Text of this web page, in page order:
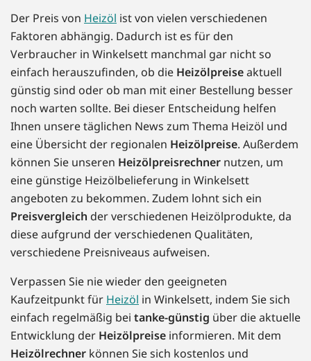
Der Preis von Heizöl ist von vielen verschiedenen
Faktoren abhängig. Dadurch ist es für den
Verbraucher in Winkelsett manchmal gar nicht so
einfach herauszufinden, ob die Heizölpreiseaktuell
günstig sind oder ob man mit einer Bestellung besser
noch warten sollte. Bei dieser Entscheidung helfen
Ihnen unsere täglichen News zum Thema Heizöl und
eine Übersicht der regionalen Heizölpreise. Außerdem
können Sie unseren Heizölpreisrechner nutzen, um
eine günstige Heizölbelieferung in Winkelsett
angeboten zu bekommen. Zudem lohnt sich ein
Preisvergleich der verschiedenen Heizölprodukte, da
diese aufgrund der verschiedenen Qualitäten,
verschiedene Preisniveaus aufweisen.
Verpassen Sie nie wieder den geeigneten
Kaufzeitpunkt für Heizöl in Winkelsett, indem Sie sich
einfach regelmäßig bei tanke-günstig über die aktuelle
Entwicklung der Heizölpreise informieren. Mit dem
Heizölrechner können Sie sich kostenlos und